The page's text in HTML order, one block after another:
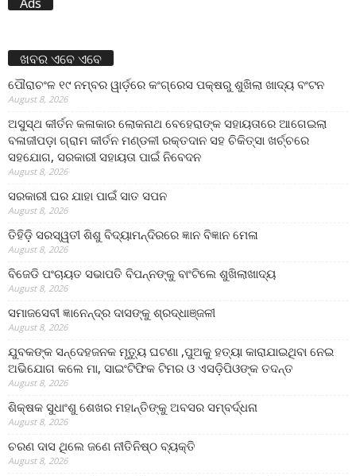
ଖବର ଏବେ ଏବେ
ପୌରାଚଂଳ ୧୯ ନମ୍ବର ୱାର୍ଡ଼ରେ କଂଗ୍ରେସ ପକ୍ଷରୁ ଶୁଖିଲା ଖାଦ୍ୟ ବଂଟନ
August 8, 2026
ଅସୁସ୍ଥ କୀର୍ତନ କଳାକାର ଲୋକନାଥ ବେହେରାଙ୍କ ସହାୟତାରେ ଆଗେଇଲା
ବଳାଜୀପଡ଼ା ଗ୍ରାମ କୀର୍ତନ ମଣ୍ଡଳୀ ରକ୍ତଦାନ ସହ ଚିକିତ୍ସା ଖର୍ଚ୍ଚରେ
ସହଯୋଗ, ସରକାରୀ ସହାୟତା ପାଇଁ ନିବେଦନ
August 8, 2026
ସରକାରୀ ଘର ଯାହା ପାଇଁ ସାତ ସପନ
August 8, 2026
ତିହିଡି଼ ସରସ୍ୱତୀ ଶିଶୁ ବିଦ୍ୟାମନ୍ଦିରରେ ଜ୍ଞାନ ବିଜ୍ଞାନ ମେଳା
August 8, 2026
ବିଜେଡି ପଂଚାୟତ ସଭାପତି ବିପନ୍ନଙ୍କୁ ବାଂଟିଲେ ଶୁଖିଲାଖାଦ୍ୟ
August 8, 2026
ସମାଜସେବୀ ଜ୍ଞାନେନ୍ଦ୍ର ଦାସଙ୍କୁ ଶ୍ରଦ୍ଧାଞ୍ଜଳୀ
August 8, 2026
ଯୁବକଙ୍କ ସନ୍ଦେହଜନକ ମୃତ୍ୟୁ ଘଟଣା ,ପୁଅକୁ ହତ୍ୟା କାରାଯାଇଥିବା ନେଇ
ଅଭିଯୋଗ କଲେ ମା, ସାଇଂଟିଫିକ ଟିମର ଓ ଏସଡ଼ିପିଓଙ୍କ ତଦନ୍ତ
August 8, 2026
ଶିକ୍ଷକ ସୁଧାଂଶୁ ଶେଖର ମହାନ୍ତିଙ୍କୁ ଅବସର ସମ୍ବର୍ଦ୍ଧନା
August 8, 2026
ଚରଣ ଦାସ ଥିଲେ ଜଣେ ନୀତିନିଷ୍ଠ ବ୍ୟକ୍ତି
August 8, 2026